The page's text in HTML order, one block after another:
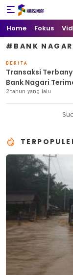
Kata Sumbar
Berita Sumbar
Home Fokus
#BANK
BERITA
Transaksi
Bank Nagari
2 tahun yang lalu